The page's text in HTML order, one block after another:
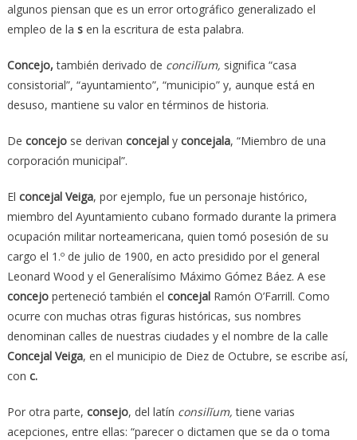
algunos piensan que es un error ortográfico generalizado el
empleo de la sen la escritura de esta palabra.
Concejo, también derivado de concilĭum, significa “casa
consistorial”, “ayuntamiento”, “municipio” y, aunque está en
desuso, mantiene su valor en términos de historia.
De concejo se derivan concejal yconcejala, “Miembro de una
corporación municipal”.
El concejal Veiga, por ejemplo, fue un personaje histórico,
miembro del Ayuntamiento cubano formado durante la primera
ocupación militar norteamericana, quien tomó posesión de su
cargo el 1.º de julio de 1900, en acto presidido por el general
Leonard Wood y el Generalísimo Máximo Gómez Báez. A ese
concejo perteneció también el concejal Ramón O’Farrill. Como
ocurre con muchas otras figuras históricas, sus nombres
denominan calles de nuestras ciudades y el nombre de la calle
Concejal Veiga, en el municipio de Diez de Octubre, se escribe así,
con c.
Por otra parte, consejo, del latín consilĭum, tiene varias
acepciones, entre ellas: “parecer o dictamen que se da o toma